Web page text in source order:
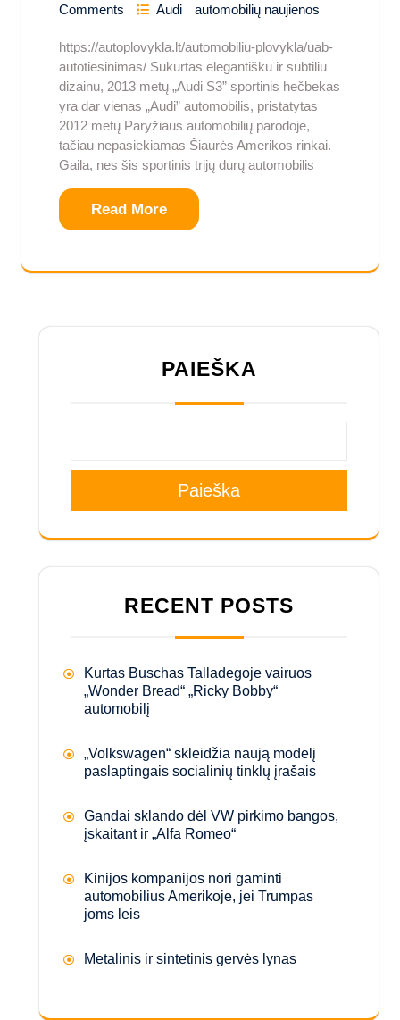
Comments
Audi automobilių naujienos
https://autoplovykla.lt/automobiliu-plovykla/uab-
autotiesinimas/ Sukurtas elegantišku ir subtiliu
dizainu, 2013 metų „Audi S3” sportinis hečbekas
yra dar vienas „Audi” automobilis, pristatytas
2012 metų Paryžiaus automobilių parodoje,
tačiau nepasiekiamas Šiaurės Amerikos rinkai.
Gaila, nes šis sportinis trijų durų automobilis
Read More
PAIEŠKA
Paieška
RECENT POSTS
Kurtas Buschas Talladegoje vairuos
„Wonder Bread“ „Ricky Bobby“
automobilį
„Volkswagen“ skleidžia naują modelį
paslaptingais socialinių tinklų įrašais
Gandai sklando dėl VW pirkimo bangos,
įskaitant ir „Alfa Romeo“
Kinijos kompanijos nori gaminti
automobilius Amerikoje, jei Trumpas
joms leis
Metalinis ir sintetinis gervės lynas